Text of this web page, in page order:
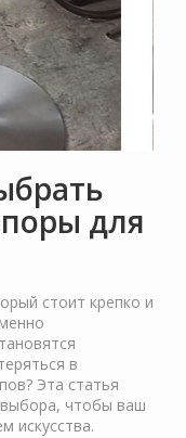
для
стоит крепко и
в
Эта статья
выбора, чтобы ваш
искусства.